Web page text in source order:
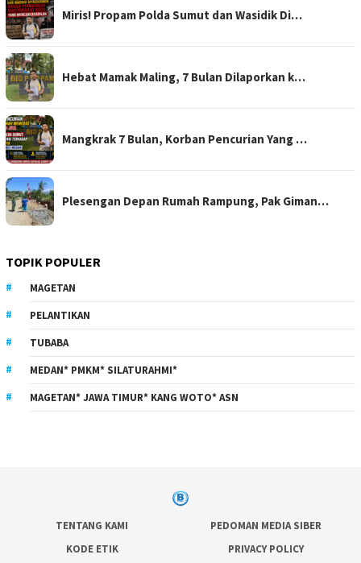
Miris! Propam Polda Sumut dan Wasidik Di…
Hebat Mamak Maling, 7 Bulan Dilaporkan k…
Mangkrak 7 Bulan, Korban Pencurian Yang …
Plesengan Depan Rumah Rampung, Pak Giman…
TOPIK POPULER
MAGETAN
PELANTIKAN
TUBABA
MEDAN* PMKM* SILATURAHMI*
MAGETAN* JAWA TIMUR* KANG WOTO* ASN
TENTANG KAMI
PEDOMAN MEDIA SIBER
KODE ETIK
PRIVACY POLICY